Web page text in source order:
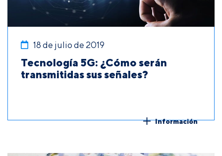
18 de julio de 2019
Tecnología 5G: ¿Cómo serán
transmitidas sus señales?
Información